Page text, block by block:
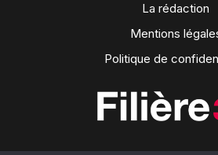
La rédaction
Mentions
Politique de